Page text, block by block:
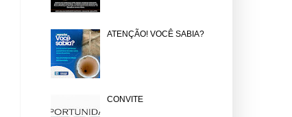
ATENÇÃO! VOCÊ SABIA?
CONVITE